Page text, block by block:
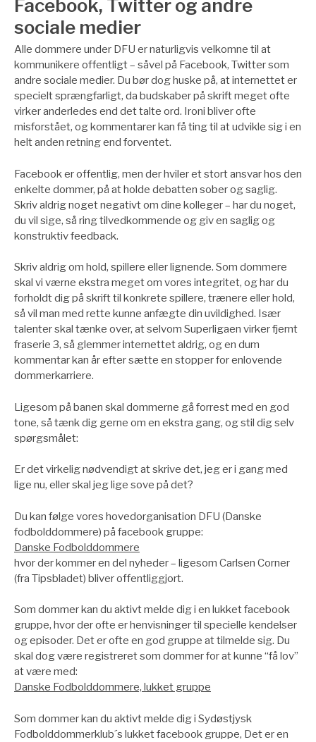
Facebook, Twitter og andre
sociale medier
Alle dommere under DFU er naturligvis velkomne til at
kommunikere offentligt – såvel på Facebook, Twitter som
andre sociale medier. Du bør dog huske på, at internettet er
specielt sprængfarligt, da budskaber på skrift meget ofte
virker anderledes end det talte ord. Ironi bliver ofte
misforstået, og kommentarer kan få ting til at udvikle sig i en
helt anden retning end forventet.
Facebook er offentlig, men der hviler et stort ansvar hos den
enkelte dommer, på at holde debatten sober og saglig.
Skriv aldrig noget negativt om dine kolleger – har du noget,
du vil sige, så ring tilvedkommende og giv en saglig og
konstruktiv feedback.
Skriv aldrig om hold, spillere eller lignende. Som dommere
skal vi værne ekstra meget om vores integritet, og har du
forholdt dig på skrift til konkrete spillere, trænere eller hold,
så vil man med rette kunne anfægte din uvildighed. Især
talenter skal tænke over, at selvom Superligaen virker fjernt
fraserie 3, så glemmer internettet aldrig, og en dum
kommentar kan år efter sætte en stopper for enlovende
dommerkarriere.
Ligesom på banen skal dommerne gå forrest med en god
tone, så tænk dig gerne om en ekstra gang, og stil dig selv
spørgsmålet:
Er det virkelig nødvendigt at skrive det, jeg er i gang med
lige nu, eller skal jeg lige sove på det?
Du kan følge vores hovedorganisation DFU (Danske
fodbolddommere) på facebook gruppe:
Danske Fodbolddommere
hvor der kommer en del nyheder – ligesom Carlsen Corner
(fra Tipsbladet) bliver offentliggjort.
Som dommer kan du aktivt melde dig i en lukket facebook
gruppe, hvor der ofte er henvisninger til specielle kendelser
og episoder. Det er ofte en god gruppe at tilmelde sig. Du
skal dog være registreret som dommer for at kunne “få lov”
at være med:
Danske Fodbolddommere, lukket gruppe
Som dommer kan du aktivt melde dig i Sydøstjysk
Fodbolddommerklub´s lukket facebook gruppe, Det er en